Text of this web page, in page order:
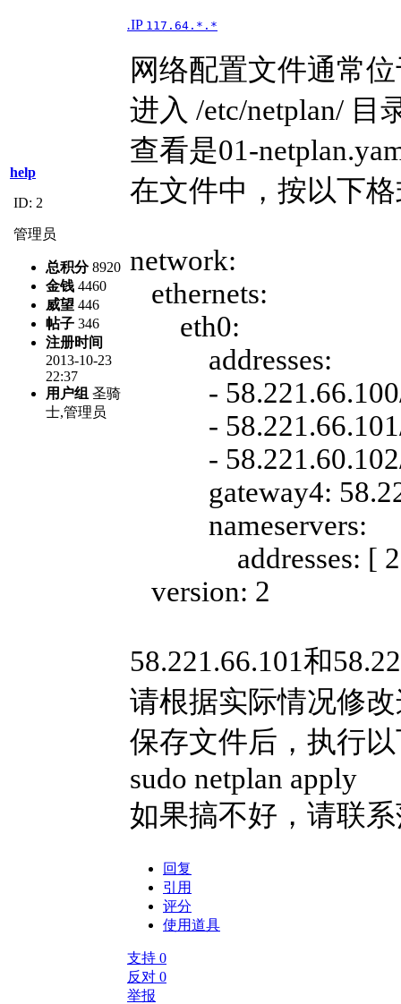
help
ID: 2
管理员
总积分8920
金钱 4460
威望 446
帖子 346
注册时间
2013-10-23
22:37
用户组 圣骑
士,管理员
.IP 117.64.*.*
网络配置文件通常
进入 /etc/netplan/ 目
查看是01-
在文件中，按以下
network:
ethernets:
eth0:
addresses:
-
-
-
gateway4:
nameservers:
addresses: [
version: 2
58.221.66.101和
请根据实际情况修
保存文件后，执行
sudo netplan apply
如果搞不好，请联
回复
引用
评分
使用道具
支持 0
反对 0
举报